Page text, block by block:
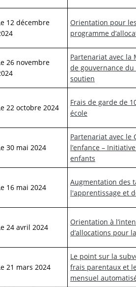
12 décembre
Orientation pour
programme
26 novembre
Partenariat avec la
de gouvernance
soutien
22 octobre 2024
Frais de garde de
école
30 mai 2024
Partenariat avec le
l’enfance –
enfants
16 mai 2024
Augmentation des
l'apprentissage et
24 avril 2024
Orientation à
d’allocations pour
21 mars 2024
Le point sur la
frais parentaux et
mensuel